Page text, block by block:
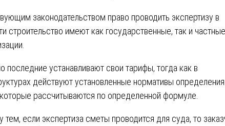
законодательством право проводить экспертизу в
строительство имеют как государственные, так и частные
последние устанавливают свои тарифы, тогда как в
действуют установленные нормативы определения
рассчитываются по определенной формуле.
если экспертиза сметы проводится для суда, то